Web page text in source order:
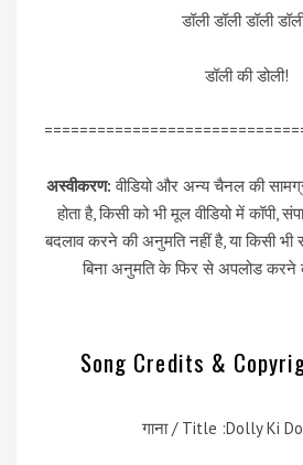
डॉली डॉली डॉली
डॉली की डोली!
अस्वीकरण: वीडियो और अन्य चैनल की
होता है, किसी को भी मूल वीडियो में कॉपी,
बदलाव करने की अनुमति नहीं है, या किसी भी
बिना अनुमति के फिर से अपलोड करने
Song Credits &
गाना / Title :Dolly Ki